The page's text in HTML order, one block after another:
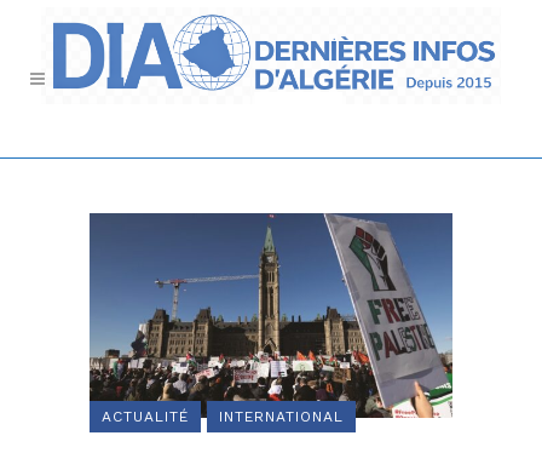
ACTUALITÉ INTERNATIONAL